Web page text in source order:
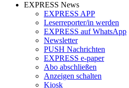
EXPRESS News
EXPRESS APP
Leserreporter/in werden
EXPRESS auf WhatsApp
Newsletter
PUSH Nachrichten
EXPRESS e-paper
Abo abschließen
Anzeigen schalten
Kiosk